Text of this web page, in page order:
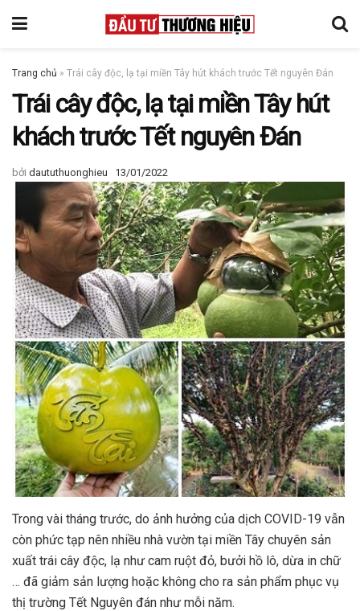
Trang chủ » Trái cây độc, lạ tại miền Tây hút khách trước Tết nguyên Đán
Trái cây độc, lạ tại miền Tây hút
khách trước Tết nguyên Đán
bởi daututhuonghieu 13/01/2022
Trong vài tháng trước, do ảnh hưởng của dịch COVID-19 vẫn
còn phức tạp nên nhiều nhà vườn tại miền Tây chuyên sản
xuất trái cây độc, lạ như cam ruột đỏ, bưởi hồ lô, dừa in chữ
… đã giảm sản lượng hoặc không cho ra sản phẩm phục vụ
thị trường Tết Nguyên đán như mỗi năm.